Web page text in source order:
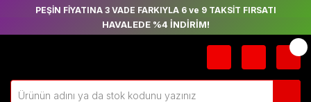
PEŞİN FİYATINA 3 VADE FARKIYLA 6 ve 9 TAKSİT FIRSATI
HAVALEDE %4 İNDİRİM!